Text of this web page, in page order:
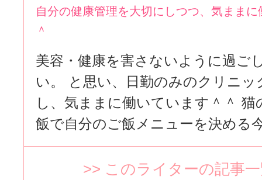
自分の健康管理を大切にしつつ、気ままに
＾
美容・健康を害さないように過ご
い。 と思い、日勤のみのクリニッ
し、気ままに働いています＾＾ 猫
飯で自分のご飯メニューを決める
>> このライターの記事